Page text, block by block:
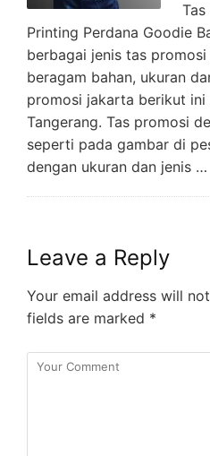
Printing Perdana Goodie
berbagai jenis tas
beragam bahan, ukuran
promosi jakarta berikut
Tangerang. Tas promosi
seperti pada gambar di
dengan ukuran dan jenis …
Leave a Reply
Your email address will
fields are marked *